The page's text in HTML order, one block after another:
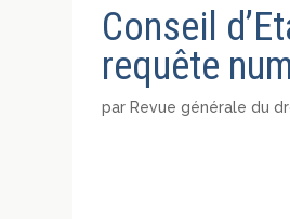
Conseil
requête
par Revue générale du